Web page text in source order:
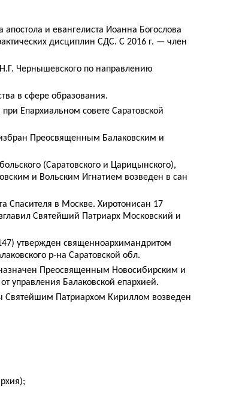
и евангелиста Иоанна Богослова
дисциплин СДС. C 2016 г. — член
Чернышевского по направлению
в сфере образования.
Епархиальном совете Саратовской
Преосвященным Балаковским и
(Саратовского и Царицынского),
и Вольским Игнатием возведен в сан
Спасителя в Москве. Хиротонисан 17
Святейший Патриарх Московский и
утвержден священноархимандритом
р-на Саратовской обл.
Преосвященным Новосибирским и
управления Балаковской епархией.
Святейшим Патриархом Кириллом возведен